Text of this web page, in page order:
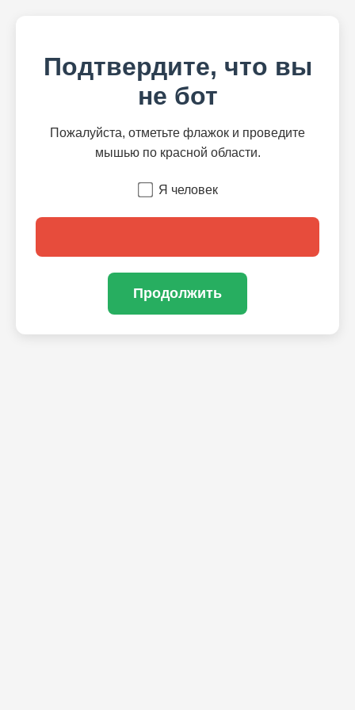
Подтвердите, что вы
не бот
Пожалуйста, отметьте флажок и проведите
мышью по красной области.
Я человек
Продолжить